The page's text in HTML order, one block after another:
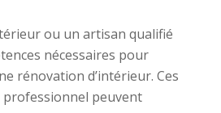
ou un artisan qualifié
nécessaires pour
rénovation d’intérieur. Ces
professionnel peuvent